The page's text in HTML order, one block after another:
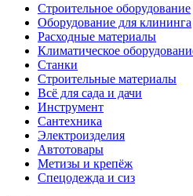
Строительное оборудование
Оборудование для клининга
Расходные материалы
Климатическое
Станки
Строительные материалы
Всё для сада и дачи
Инструмент
Сантехника
Электроизделия
Автотовары
Метизы и крепёж
Спецодежда и сиз